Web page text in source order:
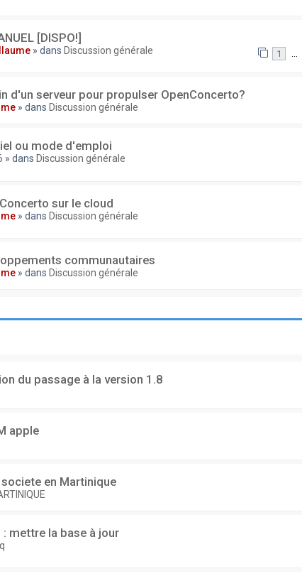
[DISPO!]
» dans Discussion générale 1 …
d'un serveur pour propulser OpenConcerto?
» dans Discussion générale
ou mode d'emploi
» dans Discussion générale
sur le cloud
» dans Discussion générale
communautaires
» dans Discussion générale
du passage à la version 1.8
apple
societe en Martinique
: mettre la base à jour